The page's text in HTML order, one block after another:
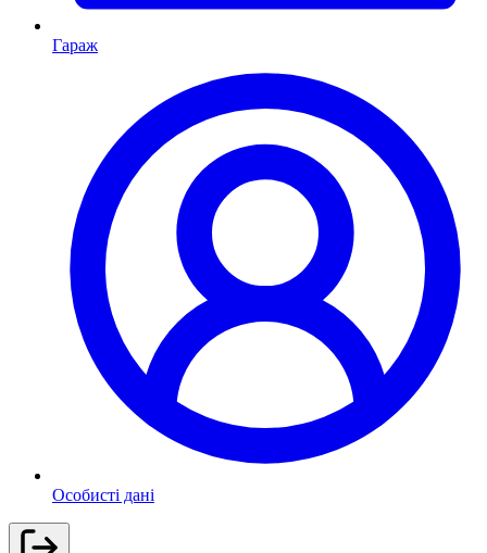
Гараж
Особисті дані